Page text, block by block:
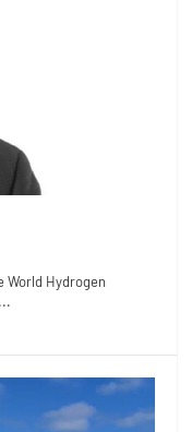
World Hydrogen